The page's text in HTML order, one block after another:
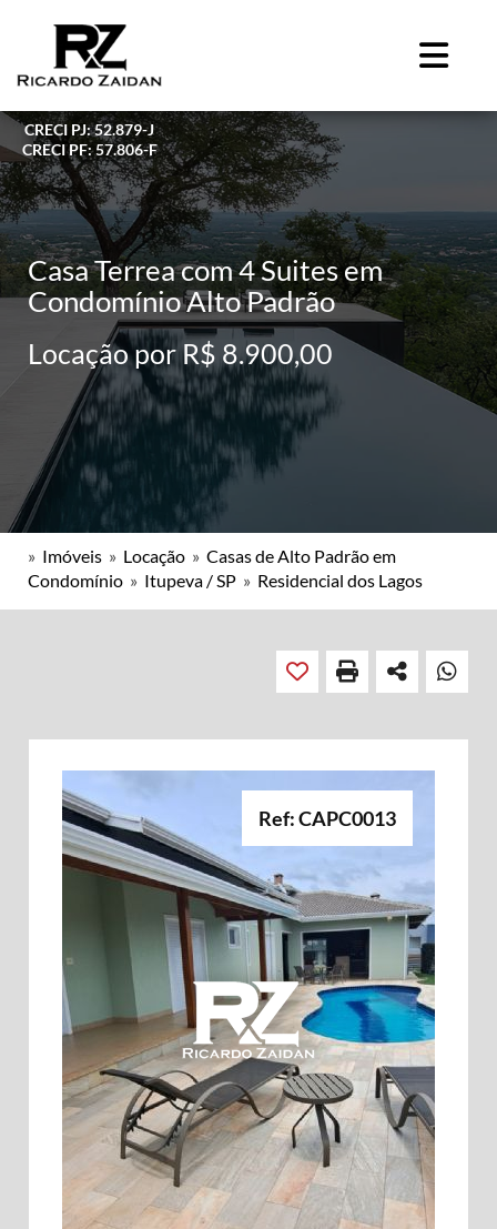
CRECI PJ: 52.879-J
CRECI PF: 57.806-F
Casa Terrea com 4 Suites em
Condomínio Alto Padrão
Locação por R$ 8.900,00
» Imóveis » Locação » Casas de Alto Padrão em
Condomínio » Itupeva / SP » Residencial dos Lagos
Ref: CAPC0013